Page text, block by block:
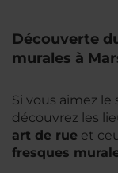
Découverte
murales à
Si vous aimez
découvrez les
art de rue et
fresques